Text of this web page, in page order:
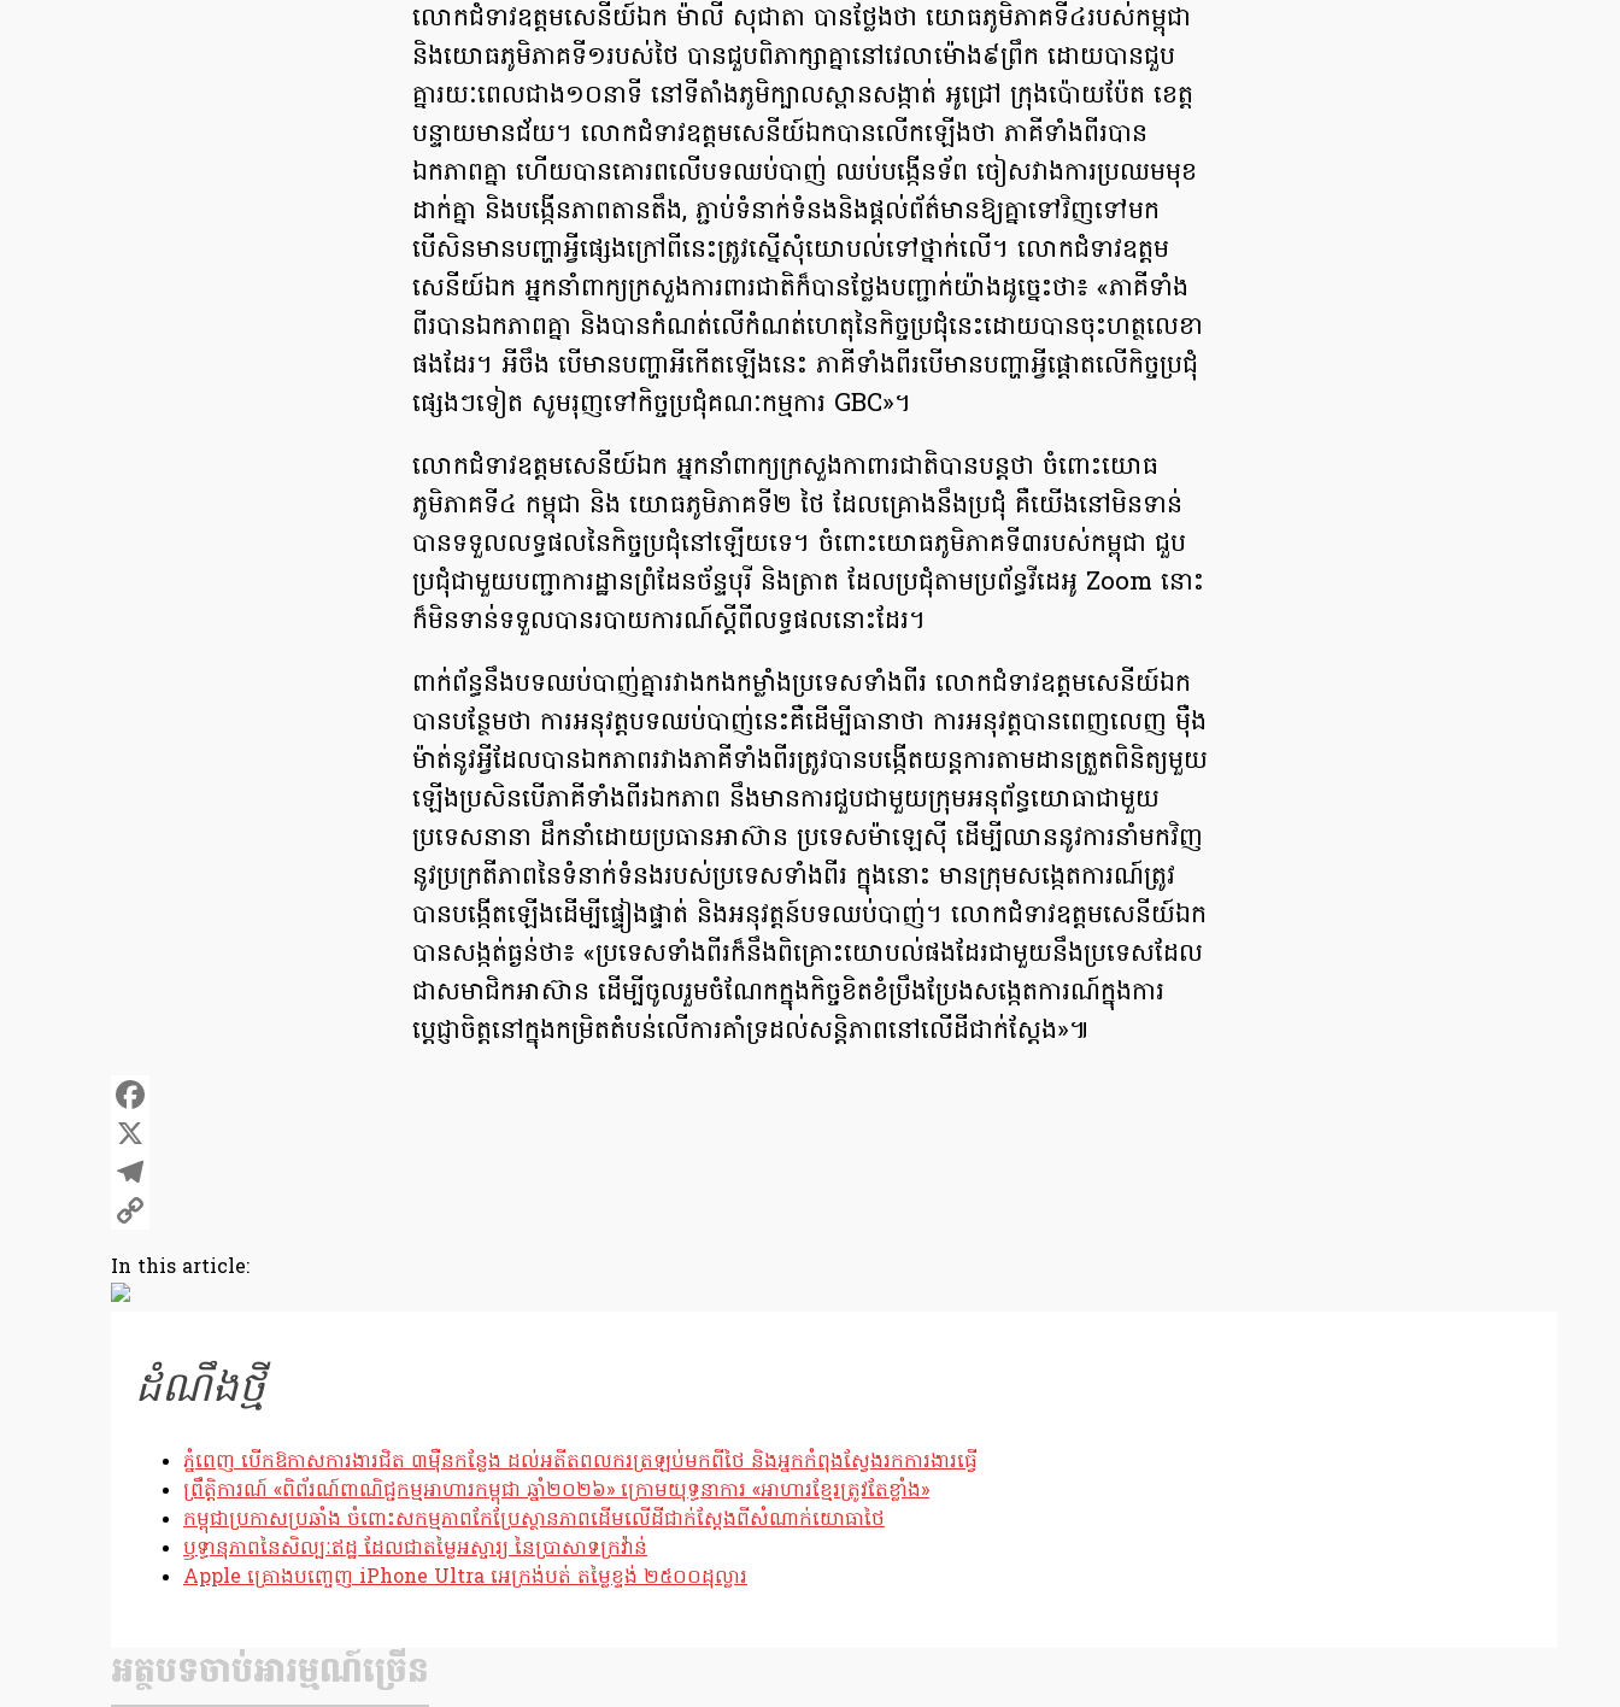
លោកជំទាវឧត្តមសេនីយ៍ឯក ម៉ាលី សុជាតា បានថ្លែងថា យោធភូមិភាគទី៤របស់កម្ពុជា
និងយោធភូមិភាគទី១របស់ថៃ បានជួបពិភាក្សាគ្នានៅវេលាម៉ោង៩ព្រឹក ដោយបានជួប
គ្នារយៈពេលជាង១០នាទី នៅទីតាំងភូមិក្បាលស្ពានសង្កាត់ អូជ្រៅ ក្រុងប៉ោយប៉ែត ខេត្ត
បន្ទាយមានជ័យ។ លោកជំទាវឧត្តមសេនីយ៍ឯកបានលើកឡើងថា ភាគីទាំងពីរបាន
ឯកភាពគ្នា ហើយបានគោរពលើបទឈប់បាញ់ ឈប់បង្កើនទ័ព ចៀសវាងការប្រឈមមុខ
ដាក់គ្នា និងបង្កើនភាពតានតឹង, ភ្ជាប់ទំនាក់ទំនងនិងផ្តល់ព័ត៌មានឱ្យគ្នាទៅវិញទៅមក
បើសិនមានបញ្ហាអ្វីផ្សេងក្រៅពីនេះត្រូវស្នើសុំយោបល់ទៅថ្នាក់លើ។ លោកជំទាវឧត្តម
សេនីយ៍ឯក អ្នកនាំពាក្យក្រសួងការពារជាតិក៏បានថ្លែងបញ្ជាក់យ៉ាងដូច្នេះថា៖ «ភាគីទាំង
ពីរបានឯកភាពគ្នា និងបានកំណត់លើកំណត់ហេតុនៃកិច្ចប្រជុំនេះដោយបានចុះហត្ថលេខា
ផងដែរ។ អីចឹង បើមានបញ្ហាអីកើតឡើងនេះ ភាគីទាំងពីរបើមានបញ្ហាអ្វីផ្តោតលើកិច្ចប្រជុំ
ផ្សេងៗទៀត សូមរុញទៅកិច្ចប្រជុំគណៈកម្មការ GBC»។
លោកជំទាវឧត្តមសេនីយ៍ឯក អ្នកនាំពាក្យក្រសួងកាពារជាតិបានបន្ដថា ចំពោះយោធ
ភូមិភាគទី៤ កម្ពុជា និង យោធភូមិភាគទី២ ថៃ ដែលគ្រោងនឹងប្រជុំ គឺយើងនៅមិនទាន់
បានទទួលលទ្ធផលនៃកិច្ចប្រជុំនៅឡើយទេ។ ចំពោះយោធភូមិភាគទី៣របស់កម្ពុជា ជួប
ប្រជុំជាមួយបញ្ជាការដ្ឋានព្រំដែនច័ន្ទបុរី និងត្រាត ដែលប្រជុំតាមប្រព័ន្ធវីដេអូ Zoom នោះ
ក៏មិនទាន់ទទួលបានរបាយការណ៍ស្ដីពីលទ្ធផលនោះដែរ។
ពាក់ព័ន្ធនឹងបទឈប់បាញ់គ្នារវាងកងកម្លាំងប្រទេសទាំងពីរ លោកជំទាវឧត្តមសេនីយ៍ឯក
បានបន្ថែមថា ការអនុវត្ដបទឈប់បាញ់នេះគឺដើម្បីធានាថា ការអនុវត្ដបានពេញលេញ ម៉ឺង
ម៉ាត់នូវអ្វីដែលបានឯកភាពរវាងភាគីទាំងពីរត្រូវបានបង្កើតយន្ដការតាមដានត្រួតពិនិត្យមួយ
ឡើងប្រសិនបើភាគីទាំងពីរឯកភាព នឹងមានការជួបជាមួយក្រុមអនុព័ន្ធយោធាជាមួយ
ប្រទេសនានា ដឹកនាំដោយប្រធានអាស៊ាន ប្រទេសម៉ាឡេស៊ី ដើម្បីឈាននូវការនាំមកវិញ
នូវប្រក្រតីភាពនៃទំនាក់ទំនងរបស់ប្រទេសទាំងពីរ ក្នុងនោះ មានក្រុមសង្កេតការណ៍ត្រូវ
បានបង្កើតឡើងដើម្បីផ្ទៀងផ្ទាត់ និងអនុវត្ដន៍បទឈប់បាញ់។ លោកជំទាវឧត្តមសេនីយ៍ឯក
បានសង្កត់ធ្ងន់ថា៖ «ប្រទេសទាំងពីរក៏នឹងពិគ្រោះយោបល់ផងដែរជាមួយនឹងប្រទេសដែល
ជាសមាជិកអាស៊ាន ដើម្បីចូលរួមចំណែកក្នុងកិច្ចខិតខំប្រឹងប្រែងសង្កេតការណ៍ក្នុងការ
ប្ដេជ្ញាចិត្ដនៅក្នុងកម្រិតតំបន់លើការគាំទ្រដល់សន្ដិភាពនៅលើដីជាក់ស្ដែង»៕
Facebook
X
Telegram
Link
In this article:
ដំណឹងថ្មី
ភ្នំពេញ បើកឱកាសការងារជិត ៣ម៉ឺនកន្លែង ដល់អតីតពលករត្រឡប់មកពីថៃ និងអ្នកកំពុងស្វែងរកការងារធ្វើ
ព្រឹត្តិការណ៍ «ពិព័រណ៍ពាណិជ្ជកម្មអាហារកម្ពុជា ឆ្នាំ២០២៦» ក្រោមយុទ្ធនាការ «អាហារខ្មែរត្រូវតែខ្លាំង»
កម្ពុជាប្រកាសប្រឆាំង ចំពោះសកម្មភាពកែប្រែស្ថានភាពដើមលើដីជាក់ស្តែងពីសំណាក់យោធាថៃ
ឫទ្ធានុភាពនៃសិល្បៈឥដ្ឋ ដែលជាតម្លៃអស្ចារ្យ នៃប្រាសាទក្រវ៉ាន់
Apple គ្រោងបញ្ចេញ iPhone Ultra អេក្រង់បត់ តម្លៃខ្ទង់ ២៥០០ដុល្លារ
អត្ថបទចាប់អារម្មណ៍ច្រើន